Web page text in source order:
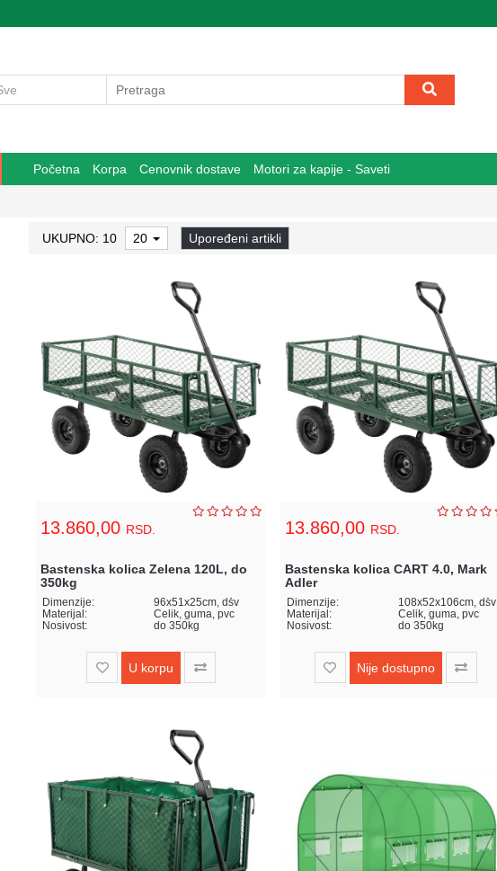
Početna Korpa Cenovnik dostave Motori za kapije - Saveti
UKUPNO: 10 20 Upoređeni artikli
13.860,00 RSD.
Bastenska kolica Zelena 120L, do
350kg
Dimenzije:
96x51x25cm, dšv
Materijal:
Čelik, guma, pvc
Nosivost:
do 350kg
U korpu
13.860,00 RSD.
Bastenska kolica CART 4.0, Mark
Adler
Dimenzije:
108x52x106cm, dšv
Materijal:
Čelik, guma, pvc
Nosivost:
do 350kg
Nije dostupno